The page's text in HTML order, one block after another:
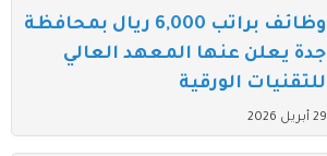
وظائف براتب 6,000 ريال بمحافظة
جدة يعلن عنها المعهد العالي
للتقنيات الورقية
29 أبريل 2026